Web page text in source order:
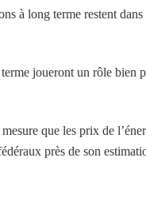
à long terme restent
joueront un rôle bien
que les prix de
près de son